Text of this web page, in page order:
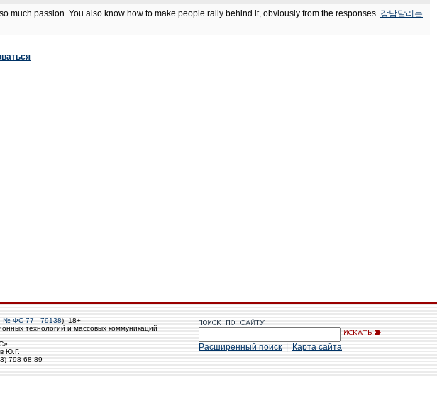
much passion. You also know how to make people rally behind it, obviously from the responses. 강남달리는
№ ФС 77 - 79138), 18+
технологий и массовых коммуникаций
Ю.Г.
798-68-89
Расширенный поиск Карта сайта